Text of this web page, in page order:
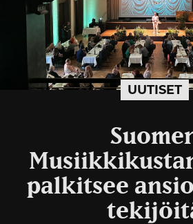
UUTISET
palkitsee